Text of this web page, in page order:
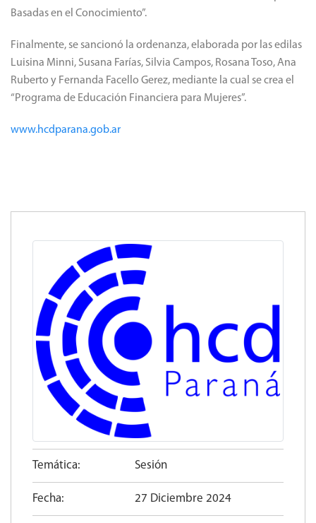
Basadas en el Conocimiento”.
Finalmente, se sancionó la ordenanza, elaborada por las edilas
Luisina Minni, Susana Farías, Silvia Campos, Rosana Toso, Ana
Ruberto y Fernanda Facello Gerez, mediante la cual se crea el
“Programa de Educación Financiera para Mujeres”.
www.hcdparana.gob.ar
Temática: Sesión
Fecha: 27 Diciembre 2024